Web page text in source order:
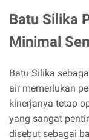
Batu Silika
Minimal
Batu Silika
air memerlukan
kinerjanya tetap
yang sangat
disebut sebagai